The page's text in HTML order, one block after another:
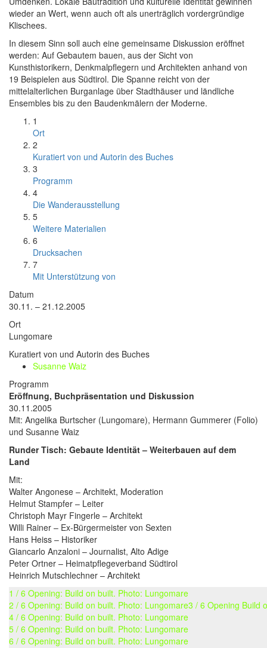
wieder an Wert, wenn auch oft als unerträglich vordergründige
Klischees.
In diesem Sinn soll auch eine gemeinsame Diskussion eröffnet
werden: Auf Gebautem bauen, aus der Sicht von
Kunsthistorikern, Denkmalpflegern und Architekten anhand von
19 Beispielen aus Südtirol. Die Spanne reicht von der
mittelalterlichen Burganlage über Stadthäuser und ländliche
Ensembles bis zu den Baudenkmälern der Moderne.
1
Ort
2
Kuratiert von und Autorin des Buches
3
Programm
4
Die Wanderausstellung
5
Weitere Materialien
6
Drucksachen
7
Mit Unterstützung von
Datum
30.11. – 21.12.2005
Ort
Lungomare
Kuratiert von und Autorin des Buches
Susanne Waiz
Programm
Eröffnung, Buchpräsentation und Diskussion
30.11.2005
Mit: Angelika Burtscher (Lungomare), Hermann Gummerer (Folio)
und Susanne Waiz
Runder Tisch: Gebaute Identität – Weiterbauen auf dem
Land
Mit:
Walter Angonese – Architekt, Moderation
Helmut Stampfer – Leiter
Christoph Mayr Fingerle – Architekt
Willi Rainer – Ex-Bürgermeister von Sexten
Hans Heiss – Historiker
Giancarlo Anzaloni – Journalist, Alto Adige
Peter Ortner – Heimatpflegeverband Südtirol
Heinrich Mutschlechner – Architekt
1 / 6 Opening: Build on built. Photo: Lungomare
2 / 6 Opening: Build on built. Photo: Lungomare3 / 6 Opening Build
4 / 6 Opening: Build on built. Photo: Lungomare
5 / 6 Opening: Build on built. Photo: Lungomare
6 / 6 Opening: Build on built. Photo: Lungomare